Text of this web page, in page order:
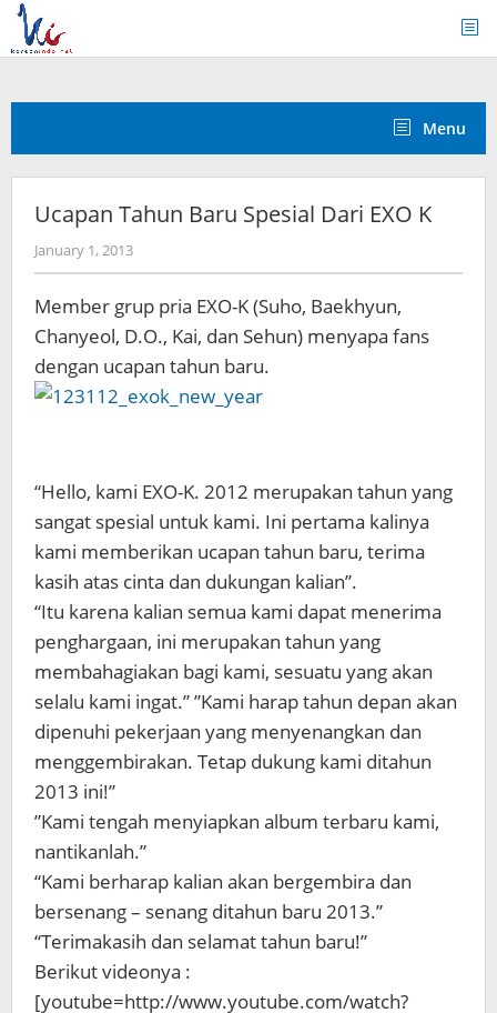
Skip
content
Menu
Ucapan Tahun Baru Spesial Dari EXO K
January 1, 2013by
Koreanindo
Member grup pria EXO-K (Suho, Baekhyun,
Chanyeol, D.O., Kai, dan Sehun) menyapa fans
dengan ucapan tahun baru.
“Hello, kami EXO-K. 2012 merupakan tahun yang
sangat spesial untuk kami. Ini pertama kalinya
kami memberikan ucapan tahun baru, terima
kasih atas cinta dan dukungan kalian”.
“Itu karena kalian semua kami dapat menerima
penghargaan, ini merupakan tahun yang
membahagiakan bagi kami, sesuatu yang akan
selalu kami ingat.” ”Kami harap tahun depan akan
dipenuhi pekerjaan yang menyenangkan dan
menggembirakan. Tetap dukung kami ditahun
2013 ini!”
”Kami tengah menyiapkan album terbaru kami,
nantikanlah.”
“Kami berharap kalian akan bergembira dan
bersenang – senang ditahun baru 2013.”
“Terimakasih dan selamat tahun baru!”
Berikut videonya :
[youtube=http://www.youtube.com/watch?